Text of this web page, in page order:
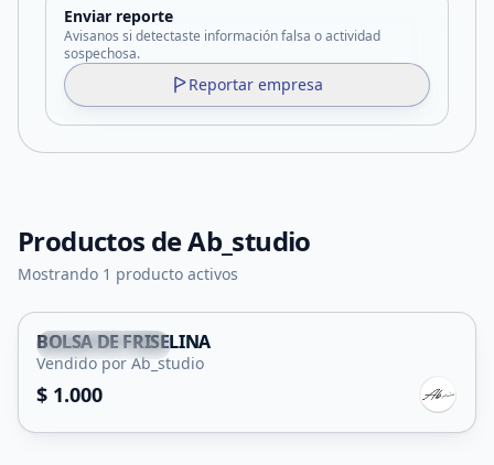
Enviar reporte
Avisanos si detectaste información falsa o actividad
sospechosa.
Reportar empresa
Productos deAb_studio
Mostrando 1 producto activos
Villa Mercedes
BOLSA DE FRISELINA
Vendido por Ab_studio
$ 1.000